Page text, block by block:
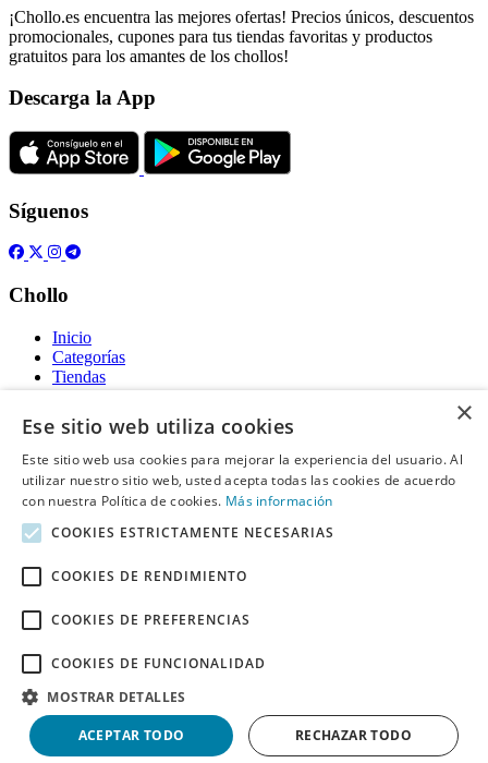
¡Chollo.es encuentra las mejores ofertas! Precios únicos, descuentos
promocionales, cupones para tus tiendas favoritas y productos
gratuitos para los amantes de los chollos!
Descarga la App
Síguenos
Chollo
Inicio
Categorías
Tiendas
Gratis
Acerca de
Sobre nosotros
Contacto
Información legal
Declaración de cookies
Descargo de Responsabilidad
Derechos de autor ©Chollo2026. Todos los derechos quedan
reservados.
×
Ese sitio web utiliza cookies
Este sitio web usa cookies para mejorar la experiencia del usuario. Al
utilizar nuestro sitio web, usted acepta todas las cookies de acuerdo
con nuestra Política de cookies. Más información
COOKIES ESTRICTAMENTE NECESARIAS
COOKIES DE RENDIMIENTO
COOKIES DE PREFERENCIAS
COOKIES DE FUNCIONALIDAD
MOSTRAR DETALLES
ACEPTAR TODO RECHAZAR TODO